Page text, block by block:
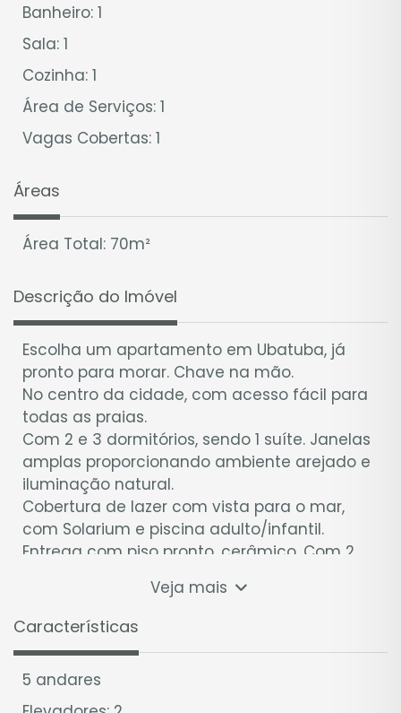
Banheiro: 1
Sala: 1
Cozinha: 1
Área de Serviços: 1
Vagas Cobertas: 1
Áreas
Área Total: 70m²
Descrição do Imóvel
Escolha um apartamento em Ubatuba, já
pronto para morar. Chave na mão.
No centro da cidade, com acesso fácil para
todas as praias.
Com 2 e 3 dormitórios, sendo 1 suíte. Janelas
amplas proporcionando ambiente arejado e
iluminação natural.
Cobertura de lazer com vista para o mar,
com Solarium e piscina adulto/infantil.
Entrega com piso pronto, cerâmico. Com 2
Realize já o seu sonho de ter um
para o verão desbancando em 2021 destinos
como Rio, Salvador e Florianópolis.
Veja mais
Características
5 andares